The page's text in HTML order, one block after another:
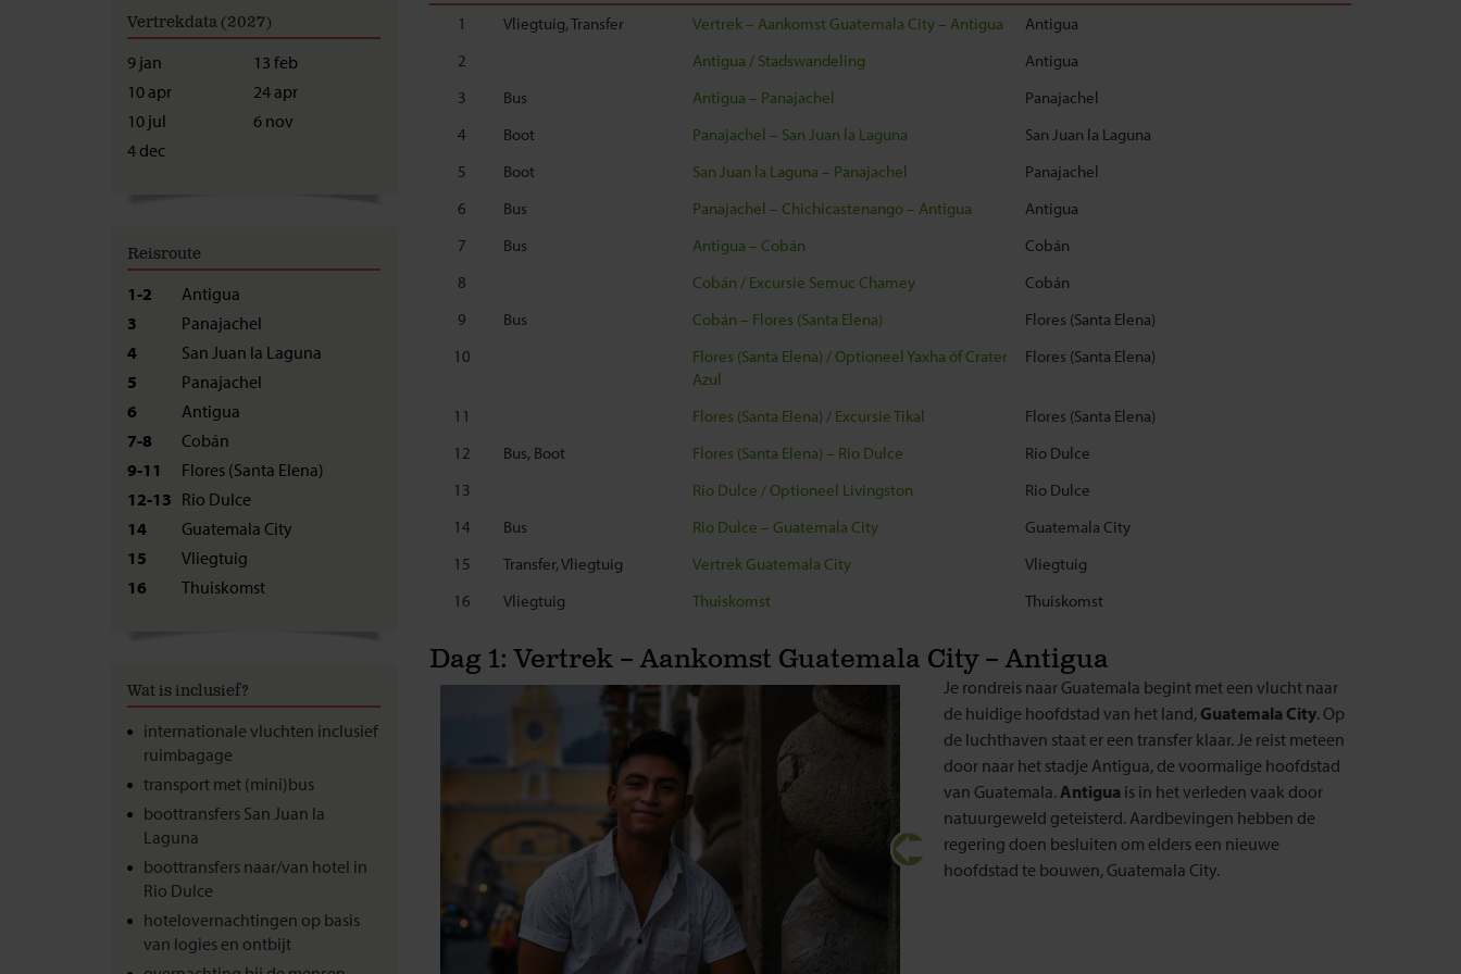
Vertrekdata (2027)
9 jan
13 feb
10 apr
24 apr
10 jul
6 nov
4 dec
Reisroute
1-2
Antigua
3
Panajachel
4
San Juan la Laguna
5
Panajachel
6
Antigua
7-8
Cobán
9-11
Flores (Santa Elena)
12-13 Rio Dulce
14
Guatemala City
15
Vliegtuig
16
Thuiskomst
Wat is inclusief?
internationale vluchten inclusief
ruimbagage
transport met (mini)bus
boottransfers San Juan la
Laguna
boottransfers naar/van hotel in
Rio Dulce
hotelovernachtingen op basis
van logies en ontbijt
1
Vliegtuig, Transfer Vertrek – Aankomst Guatemala City – Antigua
Antigua
2
Antigua / Stadswandeling
Antigua
3
Bus Antigua – Panajachel
Panajachel
4
Boot Panajachel – San Juan la Laguna
San Juan la Laguna
5
Boot San Juan la Laguna – Panajachel
Panajachel
6
Bus Panajachel – Chichicastenango – Antigua
Antigua
7
Bus Antigua – Cobán
Cobán
8
Cobán / Excursie Semuc Chamey
Cobán
9
Bus Cobán – Flores (Santa Elena)
Flores (Santa Elena)
10
Flores (Santa Elena) / Optioneel Yaxha óf Crater
Azul
Flores (Santa Elena)
11 Flores (Santa Elena) / Excursie Tikal
Flores (Santa Elena)
12
Bus, Boot Flores (Santa Elena) – Rio Dulce
Rio Dulce
13
Rio Dulce / Optioneel Livingston
Rio Dulce
14
Bus Rio Dulce – Guatemala City
Guatemala City
15
Transfer, Vliegtuig Vertrek Guatemala City
Vliegtuig
16
Vliegtuig Thuiskomst Thuiskomst
Dag 1: Vertrek – Aankomst Guatemala City – Antigua
Je rondreis naar Guatemala begint met een vlucht naar
de huidige hoofdstad van het land, Guatemala City. Op
de luchthaven staat er een transfer klaar. Je reist meteen
door naar het stadje Antigua, de voormalige hoofdstad
van Guatemala.Antigua is in het verleden vaak door
natuurgeweld geteisterd. Aardbevingen hebben de
regering doen besluiten om elders een nieuwe
hoofdstad te bouwen, Guatemala City.